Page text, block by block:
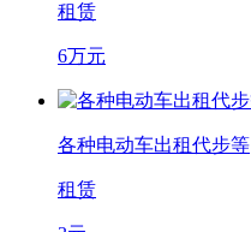
租赁
6万元
各种电动车出租代步等
租赁